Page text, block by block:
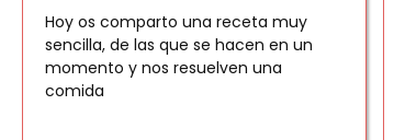
Hoy os comparto una receta muy
sencilla, de las que se hacen en un
momento y nos resuelven una
comida